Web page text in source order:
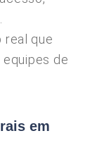
real que
de
em